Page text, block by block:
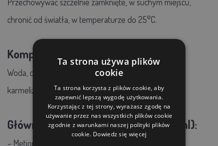
chronić od światła, w temperaturze do 25°C.
Kompozycja:
Woda, chlorek wapnia, chlorek sodu, dekstroza,
karmelizowane cukry
Główne składniki aktywne (na 1000 ml):
– Metionina: 19 800 mg
Ta strona używa plików
cookie
Ta strona korzysta z plików cookie, aby
zapewnić lepszą wygodę użytkowania.
Korzystając z tej strony, wyrażasz zgodę na
używanie przez nas wszystkich plików cookie
zgodnie z warunkami naszej polityki plików
cookie. Dowiedz się więcej